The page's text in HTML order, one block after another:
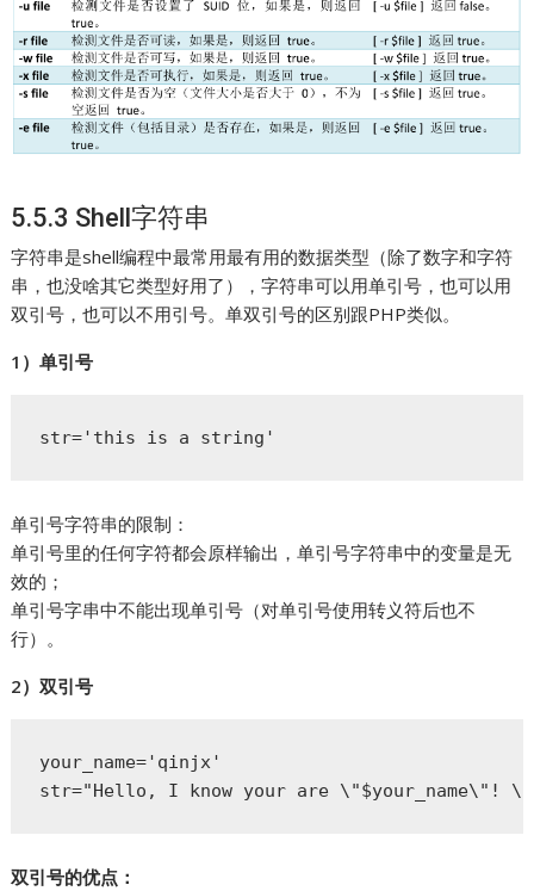
5.5.3 Shell字符串
字符串是shell编程中最常用最有用的数据类型（除了数字和字符
串，也没啥其它类型好用了），字符串可以用单引号，也可以用
双引号，也可以不用引号。单双引号的区别跟PHP类似。
1）单引号
str='this is a string'
单引号字符串的限制：
单引号里的任何字符都会原样输出，单引号字符串中的变量是无
效的；
单引号字串中不能出现单引号（对单引号使用转义符后也不
行）。
2）双引号
your_name='qinjx'
str="Hello, I know your are \"$your_name\"!
双引号的优点：